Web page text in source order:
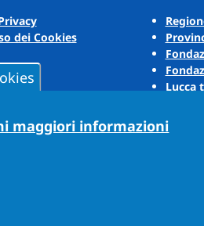
dei Cookies
Lucca
Puccini
maggiori informazioni